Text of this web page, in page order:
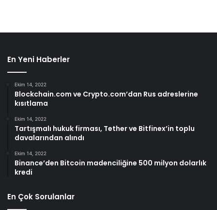
En Yeni Haberler
Ekim 14, 2022
Blockchain.com ve Crypto.com’dan Rus adreslerine
kısıtlama
Ekim 14, 2022
Tartışmalı hukuk firması, Tether ve Bitfinex’in toplu
davalarından alındı
Ekim 14, 2022
Binance’den Bitcoin madenciliğine 500 milyon dolarlık
kredi
En Çok Sorulanlar